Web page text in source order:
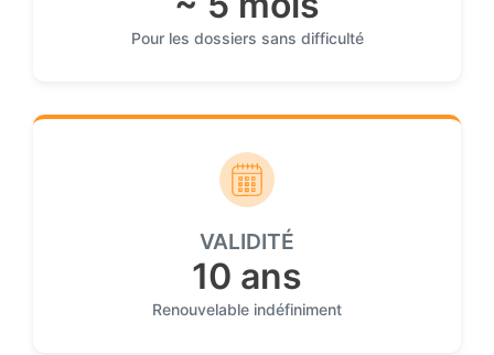
Pour les dossiers sans difficulté
VALIDITÉ
10 ans
Renouvelable indéfiniment